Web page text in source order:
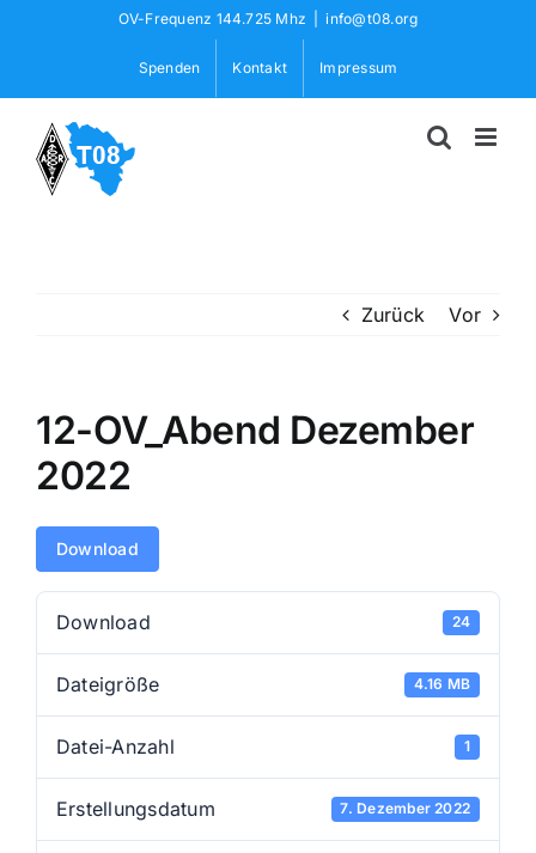
OV-Frequenz 144.725 Mhz info@t08.org
Spenden Kontakt Impressum
Zurück Vor
12-OV_Abend Dezember
2022
Download
Download 24
Dateigröße 4.16 MB
Datei-Anzahl 1
Erstellungsdatum 7. Dezember 2022